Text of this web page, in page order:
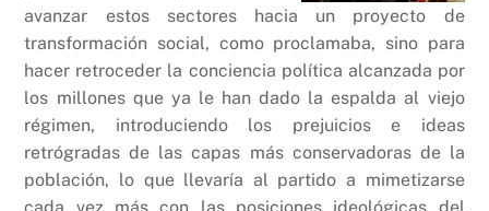
avanzar estos sectores hacia un proyecto de
transformación social, como proclamaba, sino para
hacer retroceder la conciencia política alcanzada por
los millones que ya le han dado la espalda al viejo
régimen, introduciendo los prejuicios e ideas
retrógradas de las capas más conservadoras de la
población, lo que llevaría al partido a mimetizarse
cada vez más con las posiciones ideológicas del